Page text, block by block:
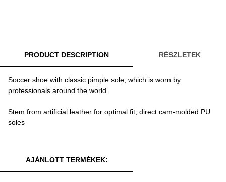
PRODUCT DESCRIPTION RÉSZLETEK
Soccer shoe with classic pimple sole, which is worn by
professionals around the world.
Stem from artificial leather for optimal fit, direct cam-molded PU
soles
AJÁNLOTT TERMÉKEK: